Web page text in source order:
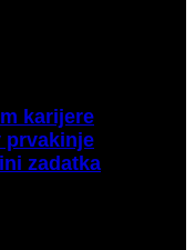
karijere
prvakinje
zadatka